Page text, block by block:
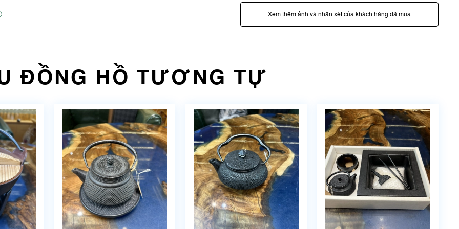
Xem thêm ảnh và nhận xét của khách hàng đã mua
ĐỒNG HỒ TƯƠNG TỰ